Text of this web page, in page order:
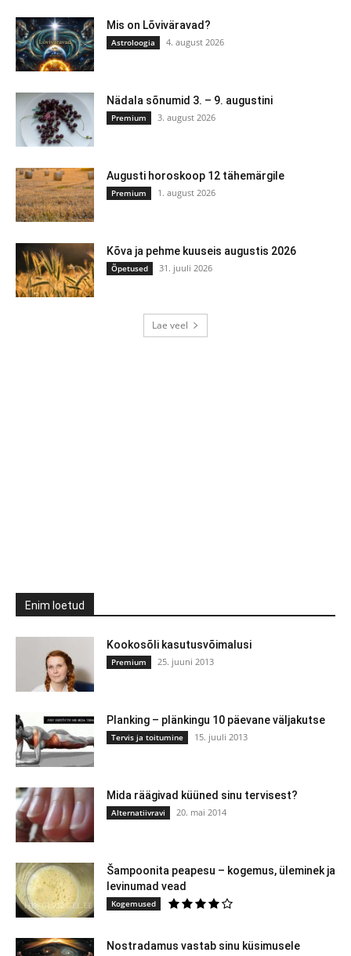
Mis on Lõviväravad?
Astroloogia 4. august 2026
Nädala sõnumid 3. – 9. augustini
Premium 3. august 2026
Augusti horoskoop 12 tähemärgile
Premium 1. august 2026
Kõva ja pehme kuuseis augustis 2026
Õpetused 31. juuli 2026
Lae veel
Enim loetud
Kookosõli kasutusvõimalusi
Premium 25. juuni 2013
Planking – plänkingu 10 päevane väljakutse
Tervis ja toitumine 15. juuli 2013
Mida räägivad küüned sinu tervisest?
Alternatiivravi 20. mai 2014
Šampoonita peapesu – kogemus, üleminek ja
levinumad vead
Kogemused
Nostradamus vastab sinu küsimusele